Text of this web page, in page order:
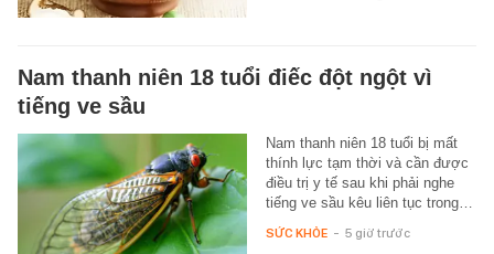
Nam thanh niên 18 tuổi điếc đột ngột vì
tiếng ve sầu
Nam thanh niên 18 tuổi bị mất
thính lực tạm thời và cần được
điều trị y tế sau khi phải nghe
tiếng ve sầu kêu liên tục trong…
SỨC KHỎE - 5 giờ trước